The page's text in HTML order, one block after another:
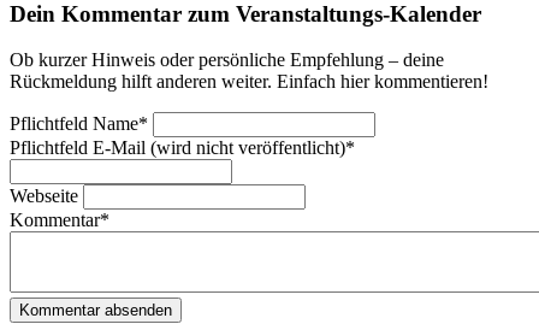
Dein Kommentar zum Veranstaltungs-Kalender
Ob kurzer Hinweis oder persönliche Empfehlung – deine
Rückmeldung hilft anderen weiter. Einfach hier kommentieren!
Pflichtfeld Name*
Pflichtfeld E-Mail (wird nicht veröffentlicht)*
Webseite
Kommentar*